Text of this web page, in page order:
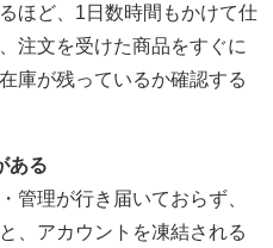
ほど、1日数時間もかけて仕
注文を受けた商品をすぐに
庫が残っているか確認する
ある
管理が行き届いておらず、
、アカウントを凍結される